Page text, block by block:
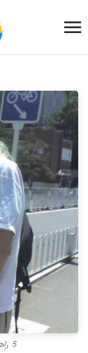
5 راهکار برای افزایش طول عمر مردان